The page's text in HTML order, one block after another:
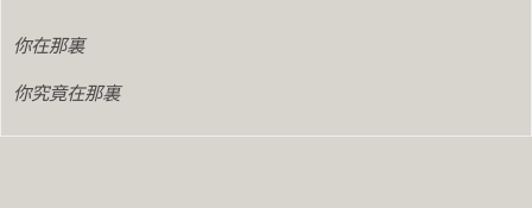
你在那裏
你究竟在那裏